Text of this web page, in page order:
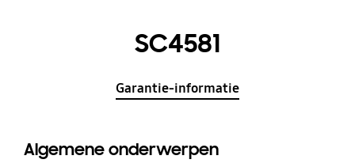
SC4581
Garantie-informatie
Algemene onderwerpen